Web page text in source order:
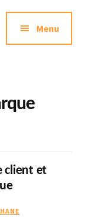
Menu
client et